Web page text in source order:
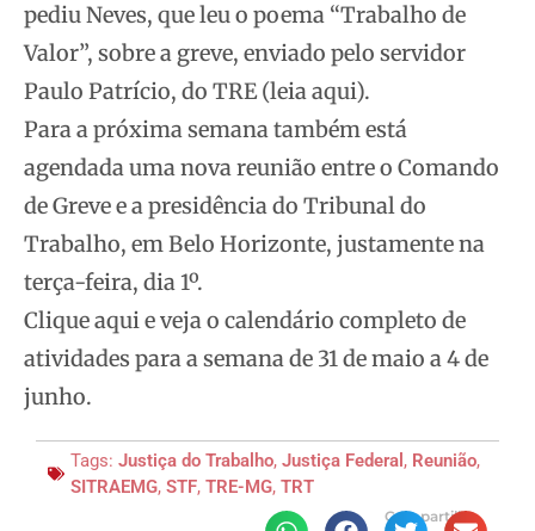
pediu Neves, que leu o poema “Trabalho de
Valor”, sobre a greve, enviado pelo servidor
Paulo Patrício, do TRE (leia aqui).
Para a próxima semana também está
agendada uma nova reunião entre o Comando
de Greve e a presidência do Tribunal do
Trabalho, em Belo Horizonte, justamente na
terça-feira, dia 1º.
Clique aqui e veja o calendário completo de
atividades para a semana de 31 de maio a 4 de
junho.
Tags: Justiça do Trabalho, Justiça Federal , Reunião,
SITRAEMG, STF, TRE-MG, TRT
Compartilhe